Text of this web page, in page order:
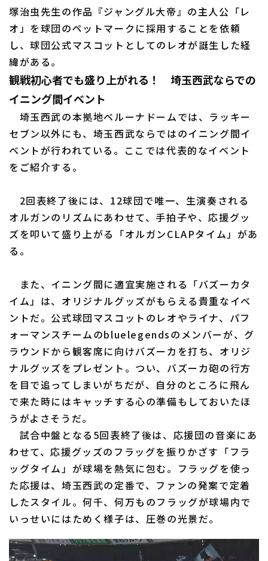
塚治虫先生の作品『ジャングル大帝』の主人公「レ
オ」を球団のペットマークに採用することを依頼
し、球団公式マスコットとしてのレオが誕生した経
緯がある。
観戦初心者でも盛り上がれる！ 埼玉西武ならでの
イニング間イベント
埼玉西武の本拠地ベルーナドームでは、ラッキー
セブン以外にも、埼玉西武ならではのイニング間イ
ベントが行われている。ここでは代表的なイベント
をご紹介する。
2回表終了後には、12球団で唯一、生演奏される
オルガンのリズムにあわせて、手拍子や、応援グッ
ズを叩いて盛り上がる「オルガンCLAPタイム」があ
る。
また、イニング間に適宜実施される「バズーカタ
イム」は、オリジナルグッズがもらえる貴重なイベ
ントだ。公式球団マスコットのレオやライナ、パフ
ォーマンスチームのbluelegendsのメンバーが、グ
ラウンドから観客席に向けバズーカを打ち、オリジ
ナルグッズをプレゼント。つい、バズーカ砲の行方
を目で追ってしまいがちだが、自分のところに飛ん
で来た時にはキャッチする心の準備もしておいたほ
うがよさそうだ。
試合中盤となる5回表終了後は、応援団の音楽にあ
わせて、応援グッズのフラッグを振りかざす「フラ
ッグタイム」が球場を熱気に包む。フラッグを使っ
た応援は、埼玉西武の定番で、ファンの発案で定着
したスタイル。何千、何万ものフラッグが球場内で
いっせいにはためく様子は、圧巻の光景だ。